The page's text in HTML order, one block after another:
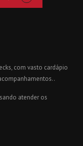
com vasto cardápio
atender os